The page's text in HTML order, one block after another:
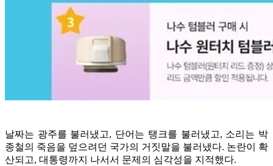
날짜는 광주를 불러냈고, 단어는 탱크를 불러냈고, 소리는 박
종철의 죽음을 덮으려던 국가의 거짓말을 불러냈다. 논란이 확
산되고, 대통령까지 나서서 문제의 심각성을 지적했다.